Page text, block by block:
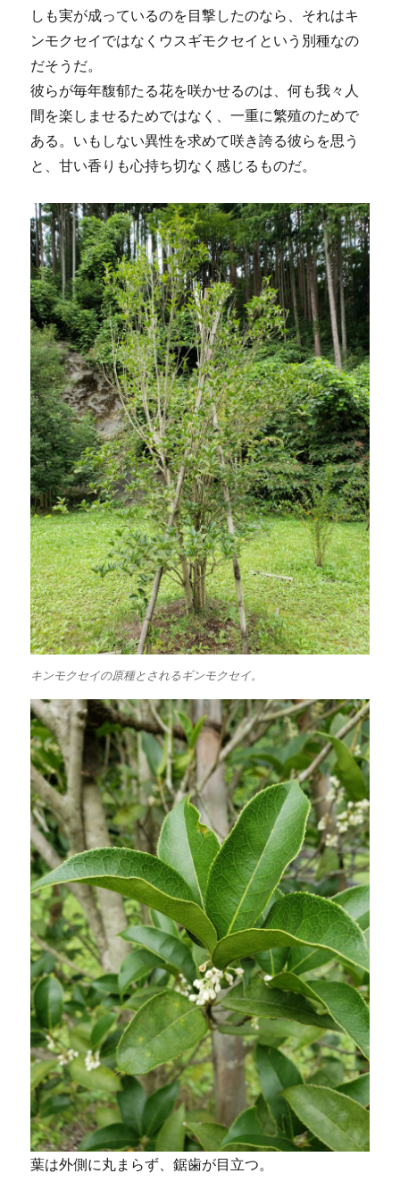
しも実が成っているのを目撃したのなら、それはキ
ンモクセイではなくウスギモクセイという別種なの
だそうだ。
彼らが毎年馥郁たる花を咲かせるのは、何も我々人
間を楽しませるためではなく、一重に繁殖のためで
ある。いもしない異性を求めて咲き誇る彼らを思う
と、甘い香りも心持ち切なく感じるものだ。
キンモクセイの原種とされるギンモクセイ。
葉は外側に丸まらず、鋸歯が目立つ。